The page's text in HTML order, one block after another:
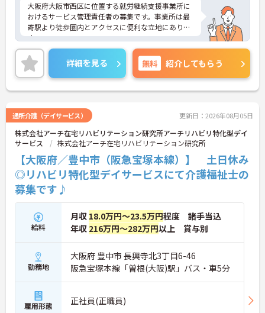
大阪府大阪市西区に位置する就労継続支援事業所に
おけるサービス管理責任者の募集です。事業所は最
寄駅より徒歩圏内とアクセスに便利な立地にありま
す。
年間休日120日以上＆土日祝お休みです。プライベ
ートを大切にしながらご勤務いただけます。
ご興味のある方には、面接対策ポイントなど、さら
に詳細をご案内しますのでお気軽にご相談くださ
い！
詳細を見る 無料 紹介してもらう
通所介護（デイサービス） 更新日：2026年08月05日
株式会社アーチ在宅リハビリテーション研究所アーチリハビリ特化型デイ
サービス
株式会社アーチ在宅リハビリテーション研究所
【大阪府／豊中市（阪急宝塚本線）】 土日休み
◎リハビリ特化型デイサービスにて介護福祉士の
募集です♪
給料
月収 18.0万円～23.5万円程度 諸手当込
年収 216万円～282万円以上 賞与別
勤務地
大阪府 豊中市 長興寺北3丁目6-46
阪急宝塚本線「曽根(大阪)駅」バス・車5分
雇用形態 正社員(正職員)